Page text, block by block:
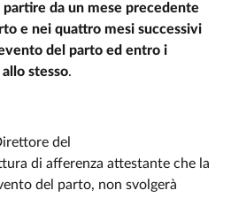
partire da un mese precedente
e nei quattro mesi successivi
del parto ed entro i
stesso.
del
di afferenza attestante che la
del parto, non svolgerà